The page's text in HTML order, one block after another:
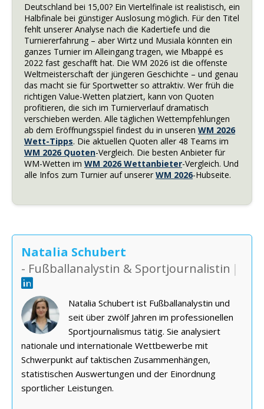
Deutschland bei 15,00? Ein Viertelfinale ist realistisch, ein
Halbfinale bei günstiger Auslosung möglich. Für den Titel
fehlt unserer Analyse nach die Kadertiefe und die
Turniererfahrung – aber Wirtz und Musiala könnten ein
ganzes Turnier im Alleingang tragen, wie Mbappé es
2022 fast geschafft hat. Die WM 2026 ist die offenste
Weltmeisterschaft der jüngeren Geschichte – und genau
das macht sie für Sportwetter so attraktiv. Wer früh die
richtigen Value-Wetten platziert, kann von Quoten
profitieren, die sich im Turnierverlauf dramatisch
verschieben werden. Alle täglichen Wettempfehlungen
ab dem Eröffnungsspiel findest du in unseren WM 2026
Wett-Tipps. Die aktuellen Quoten aller 48 Teams im
WM 2026 Quoten-Vergleich. Die besten Anbieter für
WM-Wetten im WM 2026 Wettanbieter-Vergleich. Und
alle Infos zum Turnier auf unserer WM 2026-Hubseite.
Natalia Schubert
- Fußballanalystin & Sportjournalistin |
Natalia Schubert ist Fußballanalystin und
seit über zwölf Jahren im professionellen
Sportjournalismus tätig. Sie analysiert
nationale und internationale Wettbewerbe mit
Schwerpunkt auf taktischen Zusammenhängen,
statistischen Auswertungen und der Einordnung
sportlicher Leistungen.